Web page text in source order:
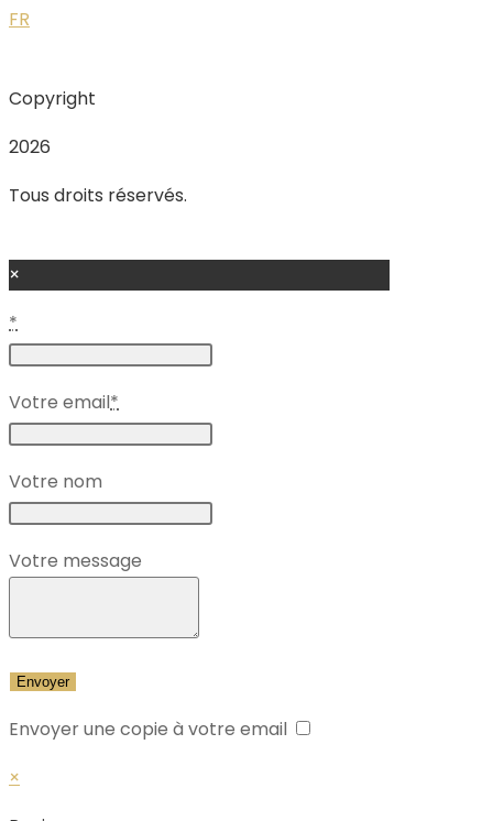
FR
Copyright
2026
Tous droits réservés.
×
*
Votre email*
Votre nom
Votre message
Envoyer une copie à votre email
×